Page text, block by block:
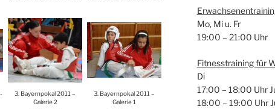
3. Bay­ern­po­kal 2011 –
Gale­rie 2
3. Bay­ern­po­kal 2011 –
Gale­rie 1
Mo, Mi u. Fr
19:00 – 21:00 Uhr
Fit­ness­trai­ning für
Di
17:00 – 18:00 Uhr
18:00 – 19:00 Uhr